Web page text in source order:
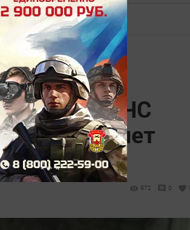
МЧС
сохраняет
972 0